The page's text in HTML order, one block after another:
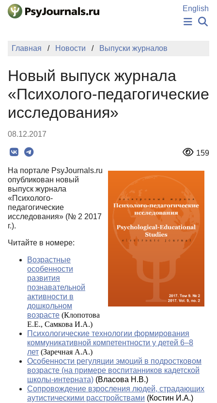
Перейти к основному содержанию
English
НОВОСТИ
ПОДАТЬ РУКОПИСЬ
КЛЮЧЕВЫЕ СЛОВА
Регистрация
Главная Новости Выпуски журналов
Новый выпуск журнала
«Психолого-педагогические
исследования»
08.12.2017
159
На портале PsyJournals.ru
опубликован новый
выпуск журнала
«Психолого-
педагогические
исследования» (№ 2 2017
г.).
Читайте в номере:
Возрастные
особенности
развития
познавательной
активности в
дошкольном
возрасте (Клопотова
Е.Е., Самкова И.А.)
Психологические технологии формирования
коммуникативной компетентности у детей 6–8
лет (Заречная А.А.)
Особенности регуляции эмоций в подростковом
возрасте (на примере воспитанников кадетской
школы-интерната) (Власова Н.В.)
Сопровождение взросления людей, страдающих
аутистическими расстройствами (Костин И.А.)